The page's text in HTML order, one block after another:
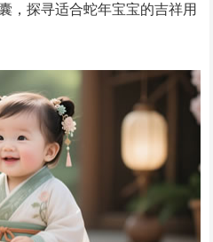
，探寻适合蛇年宝宝的吉祥用